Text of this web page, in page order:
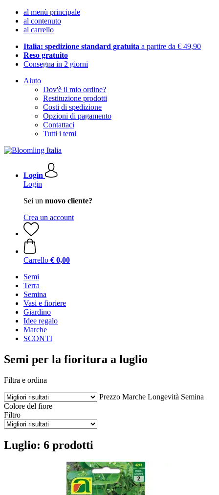
al menù principale
al contenuto
al carrello
Italia: spedizione standard gratuita a partire da € 49,90
Reso gratuito
Consegna in 2 giorni
Aiuto
Dov'è il mio ordine?
Restituzione prodotti
Costi di spedizione
Opzioni di pagamento
Contattaci
Tutti i temi
Login
Login
Sei un nuovo cliente?
Crea un account
Carrello € 0,00
Semi
Terra
Semina
Vasi e fioriere
Giardino
Idee regalo
Marche
SCONTI
Semi per la fioritura a luglio
Filtra e ordina
Prezzo Marche Longevità Semina
Colore del fiore
Filtro
Luglio: 6 prodotti